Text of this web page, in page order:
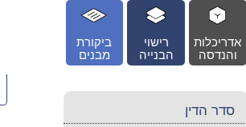
ביקורת
מבנים
רישוי
הבנייה
אדריכלות
והנדסה
סדר הדין